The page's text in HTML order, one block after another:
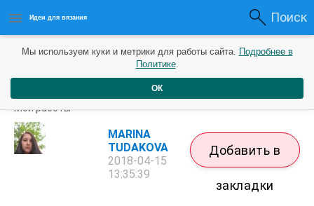
Идеи для вязания Поиск
Бижутерия. Серьги-кисти.Часть 2 .
Мои работы
MARINA
TUDAKOVA
2018-04-15
13:35:39
Добавить в
закладки
Мы используем куки и метрики для работы сайта. Подробнее в
Политике.
ОК